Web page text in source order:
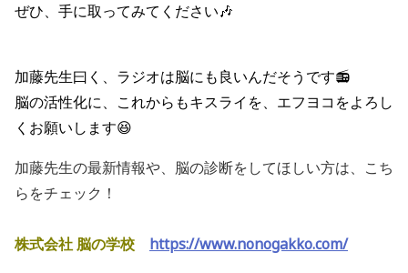
ぜひ、手に取ってみてください🎶
加藤先生曰く、ラジオは脳にも良いんだそうです📻
脳の活性化に、これからもキスライを、エフヨコをよろし
くお願いします😆
加藤先生の最新情報や、脳の診断をしてほしい方は、こち
らをチェック！
株式会社 脳の学校
https://www.nonogakko.com/